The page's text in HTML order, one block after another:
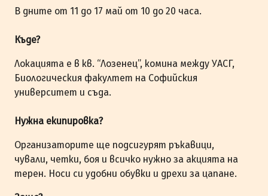
В дните от 11 до 17 май от 10 до 20 часа.
Къде?
Локацията е в кв. “Лозенец”, комина между УАСГ,
Биологическия факултет на Софийския
университет и съда.
Нужна екипировка?
Организаторите ще подсигурят ръкавици,
чували, четки, боя и всичко нужно за акцията на
терен. Носи си удобни обувки и дрехи за цапане.